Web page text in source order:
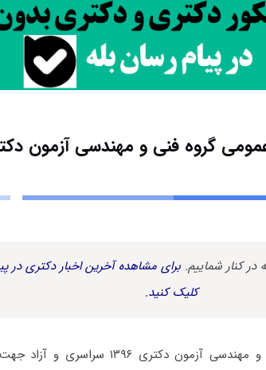
گروه فنی و مهندسی آزمون
در کنار شماییم. برای مشاهده آخرین اخبار دکتری در
کلیک کنید.
دفترچه سؤالات زبان عمومی گروه فنی و مهندسی